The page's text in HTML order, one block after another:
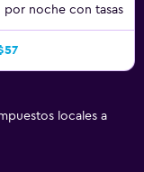
por noche con tasas
locales a